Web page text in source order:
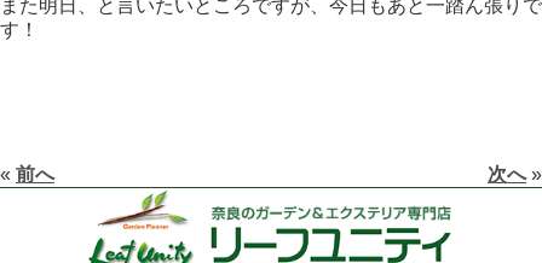
また明日、と言いたいところですが、今日もあと一踏ん張りで
す！
« 前へ 次へ»